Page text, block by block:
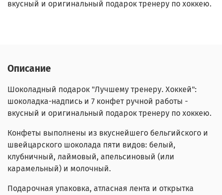
вкусный и оригинальный подарок тренеру по хоккею.
Описание
Шоколадный подарок "Лучшему тренеру. Хоккей":
шоколадка-надпись и 7 конфет ручной работы -
вкусный и оригинальный подарок тренеру по хоккею.
Конфеты выполнены из вкуснейшего бельгийского и
швейцарского шоколада пяти видов: белый,
клубничный, лаймовый, апельсиновый (или
карамельный) и молочный.
Подарочная упаковка, атласная лента и открытка